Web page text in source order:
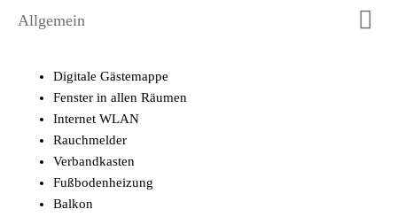
Allgemein
Digitale Gästemappe
Fenster in allen Räumen
Internet WLAN
Rauchmelder
Verbandkasten
Fußbodenheizung
Balkon